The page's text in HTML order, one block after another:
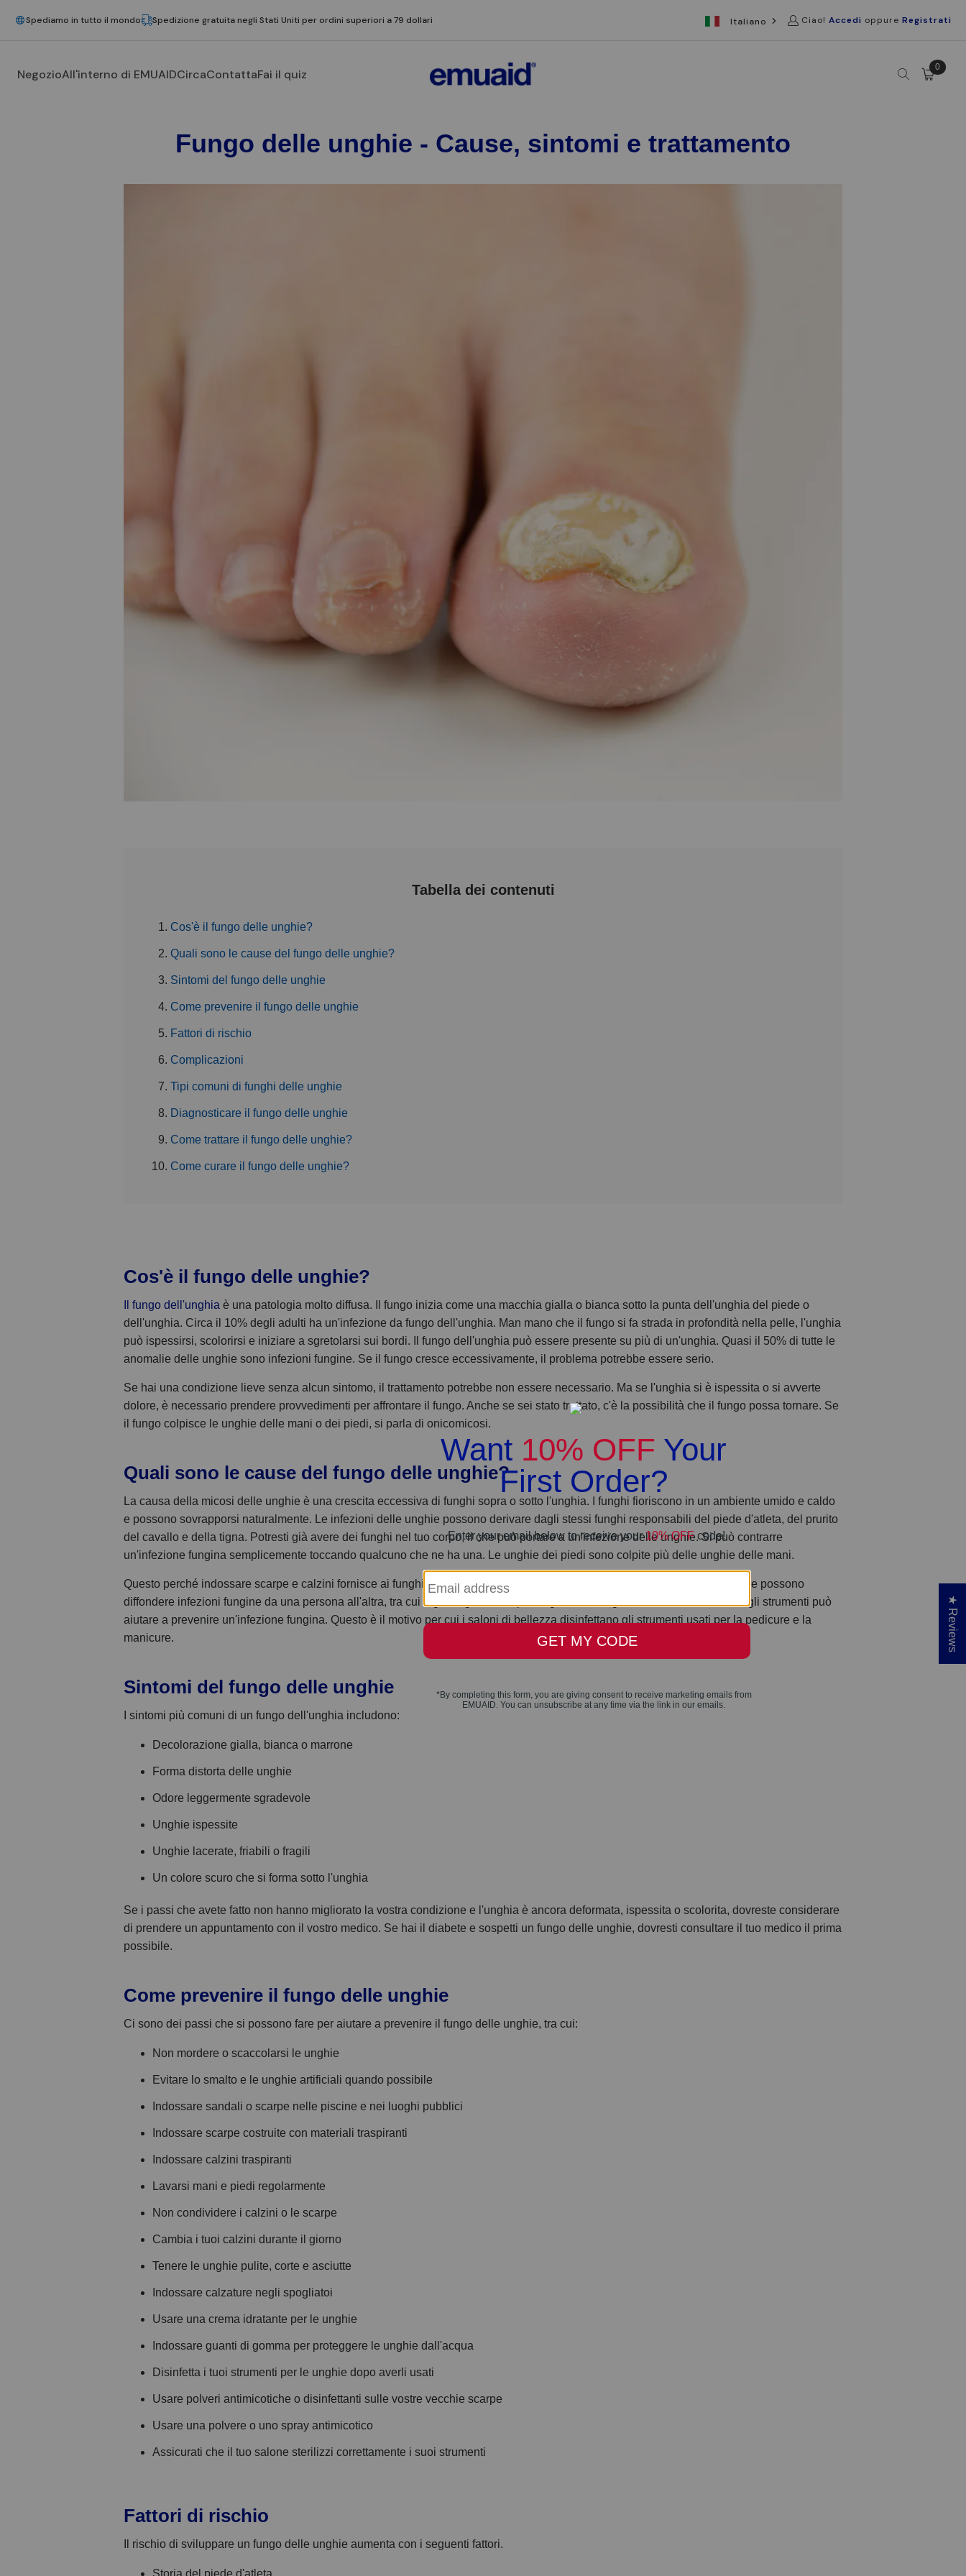
Spediamo in tutto il mondo Spedizione gratuita negli Stati Uniti per ordini superiori a 79 dollari Italiano Ciao! Accedi oppure Registrati
NegozioAll'interno di EMUAIDCircaContattaFai il quiz 0
Fungo delle unghie - Cause, sintomi e trattamento
Tabella dei contenuti
Cos'è il fungo delle unghie?
Quali sono le cause del fungo delle unghie?
Sintomi del fungo delle unghie
Come prevenire il fungo delle unghie
Fattori di rischio
Complicazioni
Tipi comuni di funghi delle unghie
Diagnosticare il fungo delle unghie
Come trattare il fungo delle unghie?
Come curare il fungo delle unghie?
Cos'è il fungo delle unghie?
Il fungo dell'unghia è una patologia molto diffusa. Il fungo inizia come una macchia gialla o bianca sotto la punta dell'unghia del piede o
dell'unghia. Circa il 10% degli adulti ha un'infezione da fungo dell'unghia. Man mano che il fungo si fa strada in profondità nella pelle, l'unghia
può ispessirsi, scolorirsi e iniziare a sgretolarsi sui bordi. Il fungo dell'unghia può essere presente su più di un'unghia. Quasi il 50% di tutte le
anomalie delle unghie sono infezioni fungine. Se il fungo cresce eccessivamente, il problema potrebbe essere serio.
Se hai una condizione lieve senza alcun sintomo, il trattamento potrebbe non essere necessario. Ma se l'unghia si è ispessita o si avverte
dolore, è necessario prendere provvedimenti per affrontare il fungo. Anche se sei stato trattato, c'è la possibilità che il fungo possa tornare. Se
il fungo colpisce le unghie delle mani o dei piedi, si parla di onicomicosi.
Quali sono le cause del fungo delle unghie?
La causa della micosi delle unghie è una crescita eccessiva di funghi sopra o sotto l'unghia. I funghi fioriscono in un ambiente umido e caldo
e possono sovrapporsi naturalmente. Le infezioni delle unghie possono derivare dagli stessi funghi responsabili del piede d'atleta, del prurito
del cavallo e della tigna. Potresti già avere dei funghi nel tuo corpo, il che può portare a un'infezione delle unghie. Si può contrarre
un'infezione fungina semplicemente toccando qualcuno che ne ha una. Le unghie dei piedi sono colpite più delle unghie delle mani.
Questo perché indossare scarpe e calzini fornisce ai funghi un ambiente umido e caldo. Gli strumenti per la cura delle unghie possono
diffondere infezioni fungine da una persona all'altra, tra cui tagliaunghie, lime per unghie e smerigliatrici. La disinfezione degli strumenti può
aiutare a prevenire un'infezione fungina. Questo è il motivo per cui i saloni di bellezza disinfettano gli strumenti usati per la pedicure e la
manicure.
Sintomi del fungo delle unghie
I sintomi più comuni di un fungo dell'unghia includono:
Decolorazione gialla, bianca o marrone
Forma distorta delle unghie
Odore leggermente sgradevole
Unghie ispessite
Unghie lacerate, friabili o fragili
Un colore scuro che si forma sotto l'unghia
Se i passi che avete fatto non hanno migliorato la vostra condizione e l'unghia è ancora deformata, ispessita o scolorita, dovreste considerare
di prendere un appuntamento con il vostro medico. Se hai il diabete e sospetti un fungo delle unghie, dovresti consultare il tuo medico il prima
possibile.
Come prevenire il fungo delle unghie
Ci sono dei passi che si possono fare per aiutare a prevenire il fungo delle unghie, tra cui:
Non mordere o scaccolarsi le unghie
Evitare lo smalto e le unghie artificiali quando possibile
Indossare sandali o scarpe nelle piscine e nei luoghi pubblici
Indossare scarpe costruite con materiali traspiranti
Indossare calzini traspiranti
Lavarsi mani e piedi regolarmente
Non condividere i calzini o le scarpe
Cambia i tuoi calzini durante il giorno
Tenere le unghie pulite, corte e asciutte
Indossare calzature negli spogliatoi
Usare una crema idratante per le unghie
Indossare guanti di gomma per proteggere le unghie dall'acqua
Disinfetta i tuoi strumenti per le unghie dopo averli usati
Usare polveri antimicotiche o disinfettanti sulle vostre vecchie scarpe
Usare una polvere o uno spray antimicotico
Assicurati che il tuo salone sterilizzi correttamente i suoi strumenti
Fattori di rischio
Il rischio di sviluppare un fungo delle unghie aumenta con i seguenti fattori.
★ Reviews